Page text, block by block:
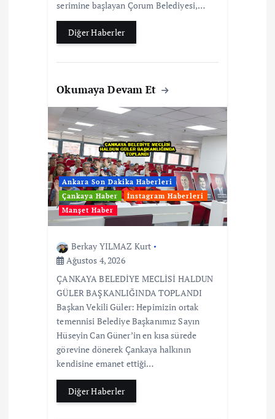
serimine başlayan Çorum Belediyesi,…
Diğer Haberler
Okumaya Devam Et
Ankara Son Dakika Haberleri
Çankaya Haber
İnstagram Haberleri
Manşet Haber
Berkay YILMAZ Kurt
Ağustos 4, 2026
ÇANKAYA BELEDİYE MECLİSİ HALDUN
GÜLER BAŞKANLIĞINDA TOPLANDI
Başkan Vekili Güler: Hepimizin ortak
temennisi Belediye Başkanımız Sayın
Hüseyin Can Güner’in en kısa sürede
görevine dönerek Çankaya halkının
kendisine emanet ettiği…
Diğer Haberler